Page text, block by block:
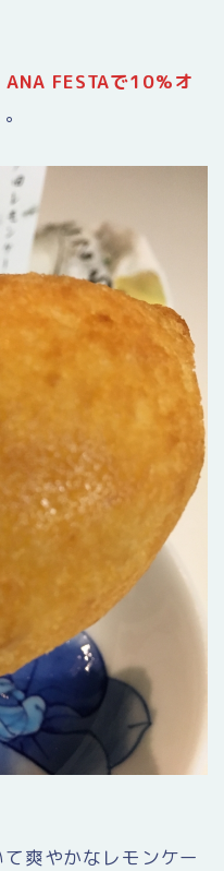
ANA FESTAで10%オ
爽やかなレモンケー